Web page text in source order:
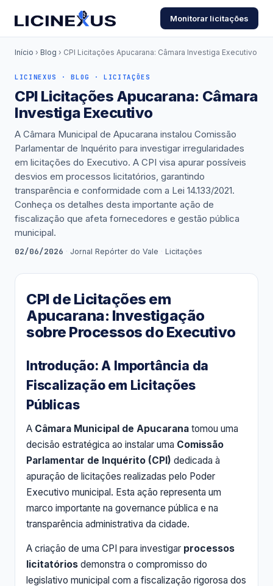
Monitorar licitações
Início › Blog › CPI Licitações Apucarana: Câmara Investiga Executivo
LICINEXUS · BLOG · LICITAÇÕES
CPI Licitações Apucarana: Câmara
Investiga Executivo
A Câmara Municipal de Apucarana instalou Comissão
Parlamentar de Inquérito para investigar irregularidades
em licitações do Executivo. A CPI visa apurar possíveis
desvios em processos licitatórios, garantindo
transparência e conformidade com a Lei 14.133/2021.
Conheça os detalhes desta importante ação de
fiscalização que afeta fornecedores e gestão pública
municipal.
02/06/2026 · Jornal Repórter do Vale · Licitações
CPI de Licitações em
Apucarana: Investigação
sobre Processos do Executivo
Introdução: A Importância da
Fiscalização em Licitações
Públicas
A Câmara Municipal de Apucarana tomou uma
decisão estratégica ao instalar uma Comissão
Parlamentar de Inquérito (CPI) dedicada à
apuração de licitações realizadas pelo Poder
Executivo municipal. Esta ação representa um
marco importante na governance pública e na
transparência administrativa da cidade.
A criação de uma CPI para investigar processos
licitatórios demonstra o compromisso do
legislativo municipal com a fiscalização rigorosa dos